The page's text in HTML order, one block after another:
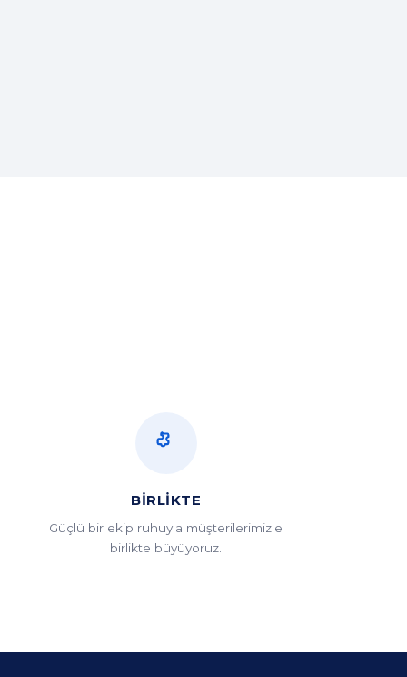
BIRLIKTE
Güçlü bir ekip ruhuyla müşterilerimizle
birlikte büyüyoruz.